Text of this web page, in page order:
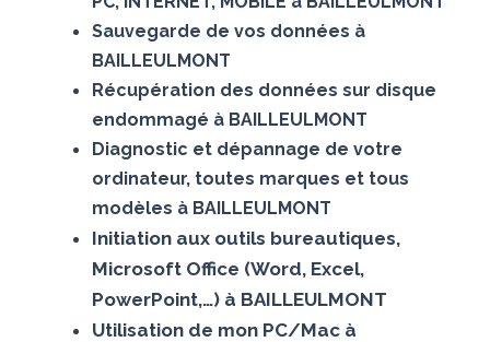
Sauvegarde de vos données à
BAILLEULMONT
Récupération des données sur disque
endommagé à BAILLEULMONT
Diagnostic et dépannage de votre
ordinateur, toutes marques et tous
modèles à BAILLEULMONT
Initiation aux outils bureautiques,
Microsoft Office (Word, Excel,
PowerPoint,…) à BAILLEULMONT
Utilisation de mon PC/Mac à